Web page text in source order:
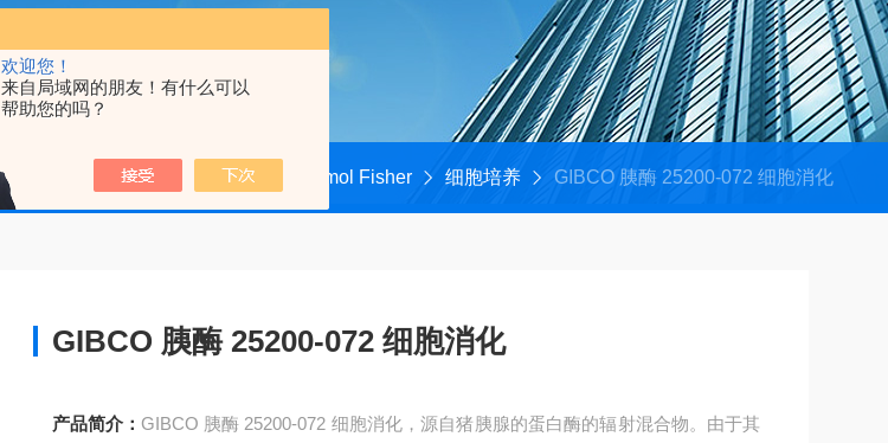
欢迎您！
来自局域网的朋友！有什么可以
帮助您的吗？
首页 产品中心 Thermol Fisher 细胞培养 GIBCO 胰酶 25200-072 细胞消化
GIBCO 胰酶 25200-072 细胞消化
产品简介： GIBCO 胰酶 25200-072 细胞消化，源自猪胰腺的蛋白酶的辐射混合物。由于其